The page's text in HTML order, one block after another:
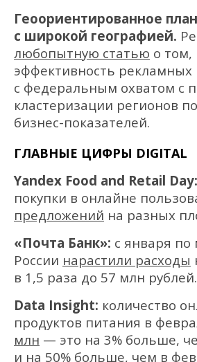
Геоориентированное
с широкой географией.
любопытную статью о том,
эффективность
с федеральным охватом с
кластеризации регионов
бизнес-показателей.
ГЛАВНЫЕ ЦИФРЫ DIGITAL
Yandex Food and Retail Day:
покупки в онлайне
предложений на разных
«Почта Банк»: с января по
России нарастили расходы
в 1,5 раза до 57 млн рублей.
Data Insight: количество
продуктов питания в
млн — это на 3% больше,
и на 50% больше, чем в